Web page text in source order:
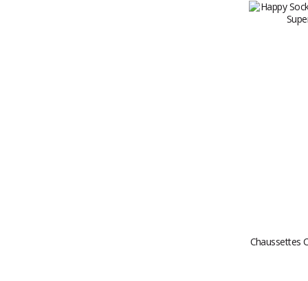
Chaussettes